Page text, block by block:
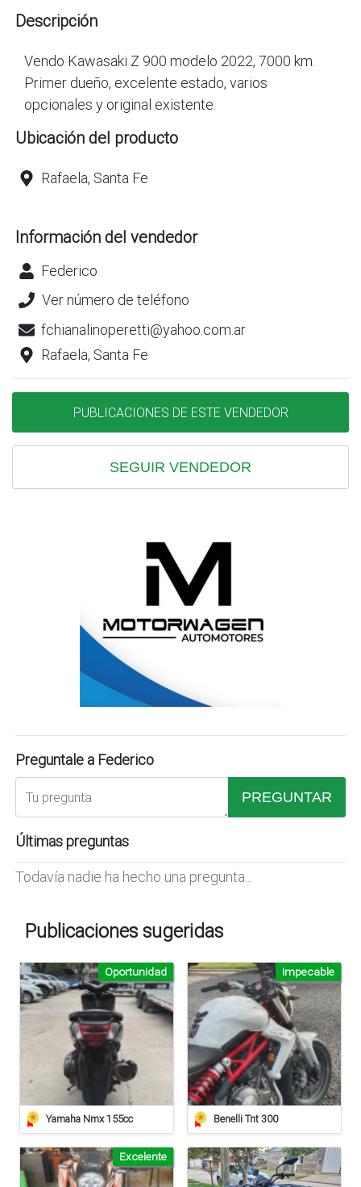
Descripción
Vendo Kawasaki Z 900 modelo 2022, 7000 km.
Primer dueño, excelente estado, varios
opcionales y original existente.
Ubicación del producto
Rafaela, Santa Fe
Información del vendedor
Federico
Ver número de teléfono
fchianalinoperetti@yahoo.com.ar
Rafaela, Santa Fe
PUBLICACIONES DE ESTE VENDEDOR
SEGUIR VENDEDOR
Preguntale a Federico
PREGUNTAR
Últimas preguntas
Todavía nadie ha hecho una pregunta...
Publicaciones sugeridas
Yamaha Nmx 155cc
Oportunidad
Benelli Tnt 300
Impecable
Excelente